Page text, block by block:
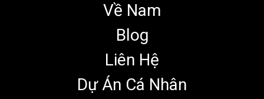
Về Nam
Blog
Liên Hệ
Dự Án Cá Nhân